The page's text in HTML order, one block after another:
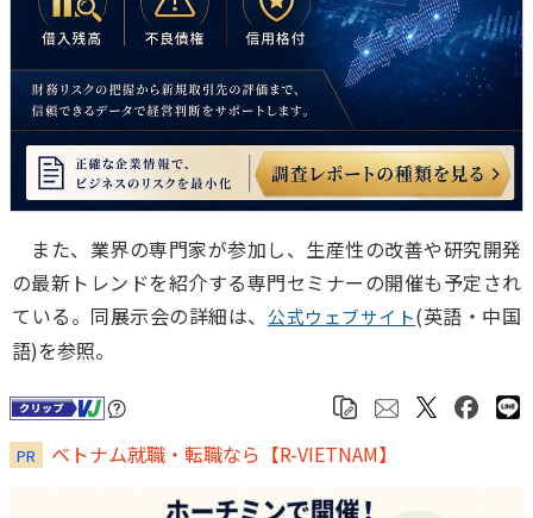
また、業界の専門家が参加し、生産性の改善や研究開発
の最新トレンドを紹介する専門セミナーの開催も予定され
ている。同展示会の詳細は、 公式ウェブサイト(英語・中国
語)を参照。
PR ベトナム就職・転職なら【R-VIETNAM】